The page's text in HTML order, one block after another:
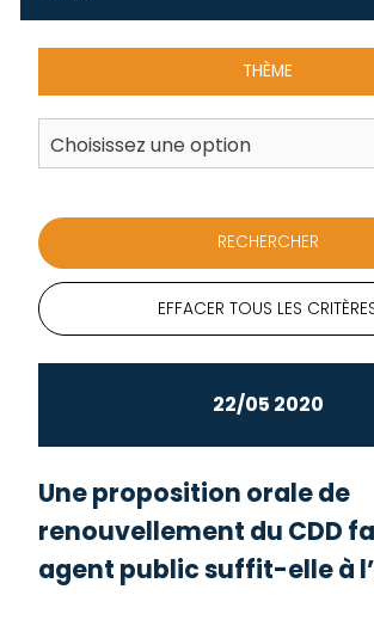
THÈME
EFFACER TOUS LES
22/05 2020
Une proposition orale de
renouvellement du CDD
agent public suffit-elle à